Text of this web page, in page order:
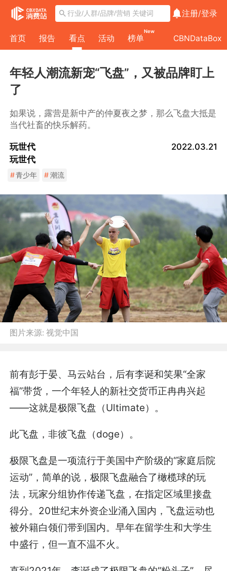
注册/登录
首页 报告 看点 活动 榜单
New
CBNDataBox
年轻人潮流新宠“飞盘”，又被品牌盯上
了
如果说，露营是新中产的仲夏夜之梦，那么飞盘大抵是
当代社畜的快乐解药。
玩世代
玩世代
2022.03.21
#青少年 #潮流
图片来源:视觉中国
前有彭于晏、马云站台，后有李诞和笑果“全家
福”带货，一个年轻人的新社交货币正冉冉兴起
——这就是极限飞盘（Ultimate）。
此飞盘，非彼飞盘（doge）。
极限飞盘是一项流行于美国中产阶级的“家庭后院
运动”，简单的说，极限飞盘融合了橄榄球的玩
法，玩家分组协作传递飞盘，在指定区域里接盘
得分。20世纪末外资企业涌入国内，飞盘运动也
被外籍白领们带到国内。早年在留学生和大学生
中盛行，但一直不温不火。